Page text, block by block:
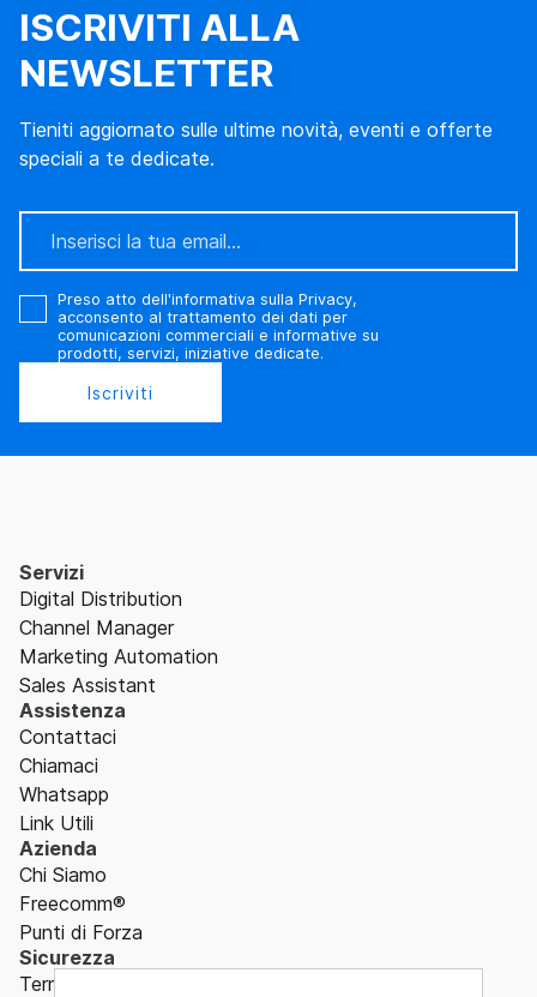
ISCRIVITI ALLA
NEWSLETTER
Tieniti aggiornato sulle ultime novità, eventi e offerte
speciali a te dedicate.
Iscriviti
Preso atto dell'informativa sulla Privacy,
acconsento al trattamento dei dati per
comunicazioni commerciali e informative su
prodotti, servizi, iniziative dedicate.
Servizi
Digital Distribution
Channel Manager
Marketing Automation
Sales Assistant
Assistenza
Contattaci
Chiamaci
Whatsapp
Link Utili
Azienda
Chi Siamo
Freecomm®
Punti di Forza
Sicurezza
Termini